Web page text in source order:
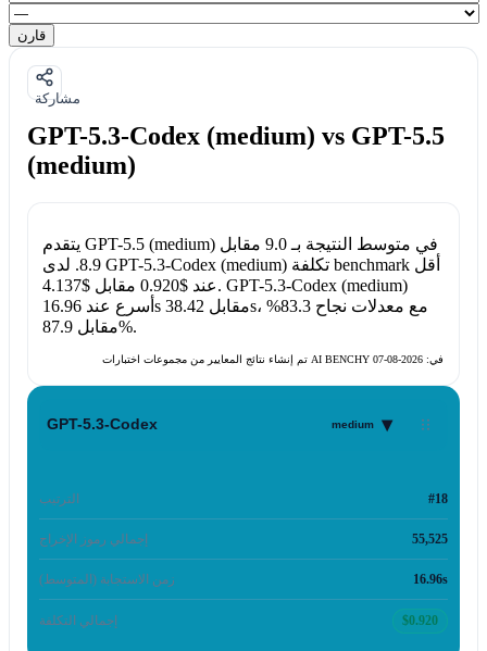
قارن
مشاركة
GPT-5.3-Codex (medium) vs GPT-5.5
(medium)
GPT-5.5 (medium) في متوسط النتيجة بـ9.0 مقابل
8.9. لدى GPT-5.3-Codex (medium)تكلفة benchmark أقل
عند$0.920 مقابل$4.137 . GPT-5.3-Codex (medium)
أسرع عند 16.96s مقابل38.42s ، مع معدلات نجاح83.3%
مقابل87.9%.
تم إنشاء نتائج المعايير من مجموعات اختبارات AI BENCHY في: 2026-08-07
GPT-5.3-Codex medium ▾
الترتيب #18
إجمالي رموز الإخراج 55,525
زمن الاستجابة (المتوسط) 16.96s
إجمالي التكلفة $0.920